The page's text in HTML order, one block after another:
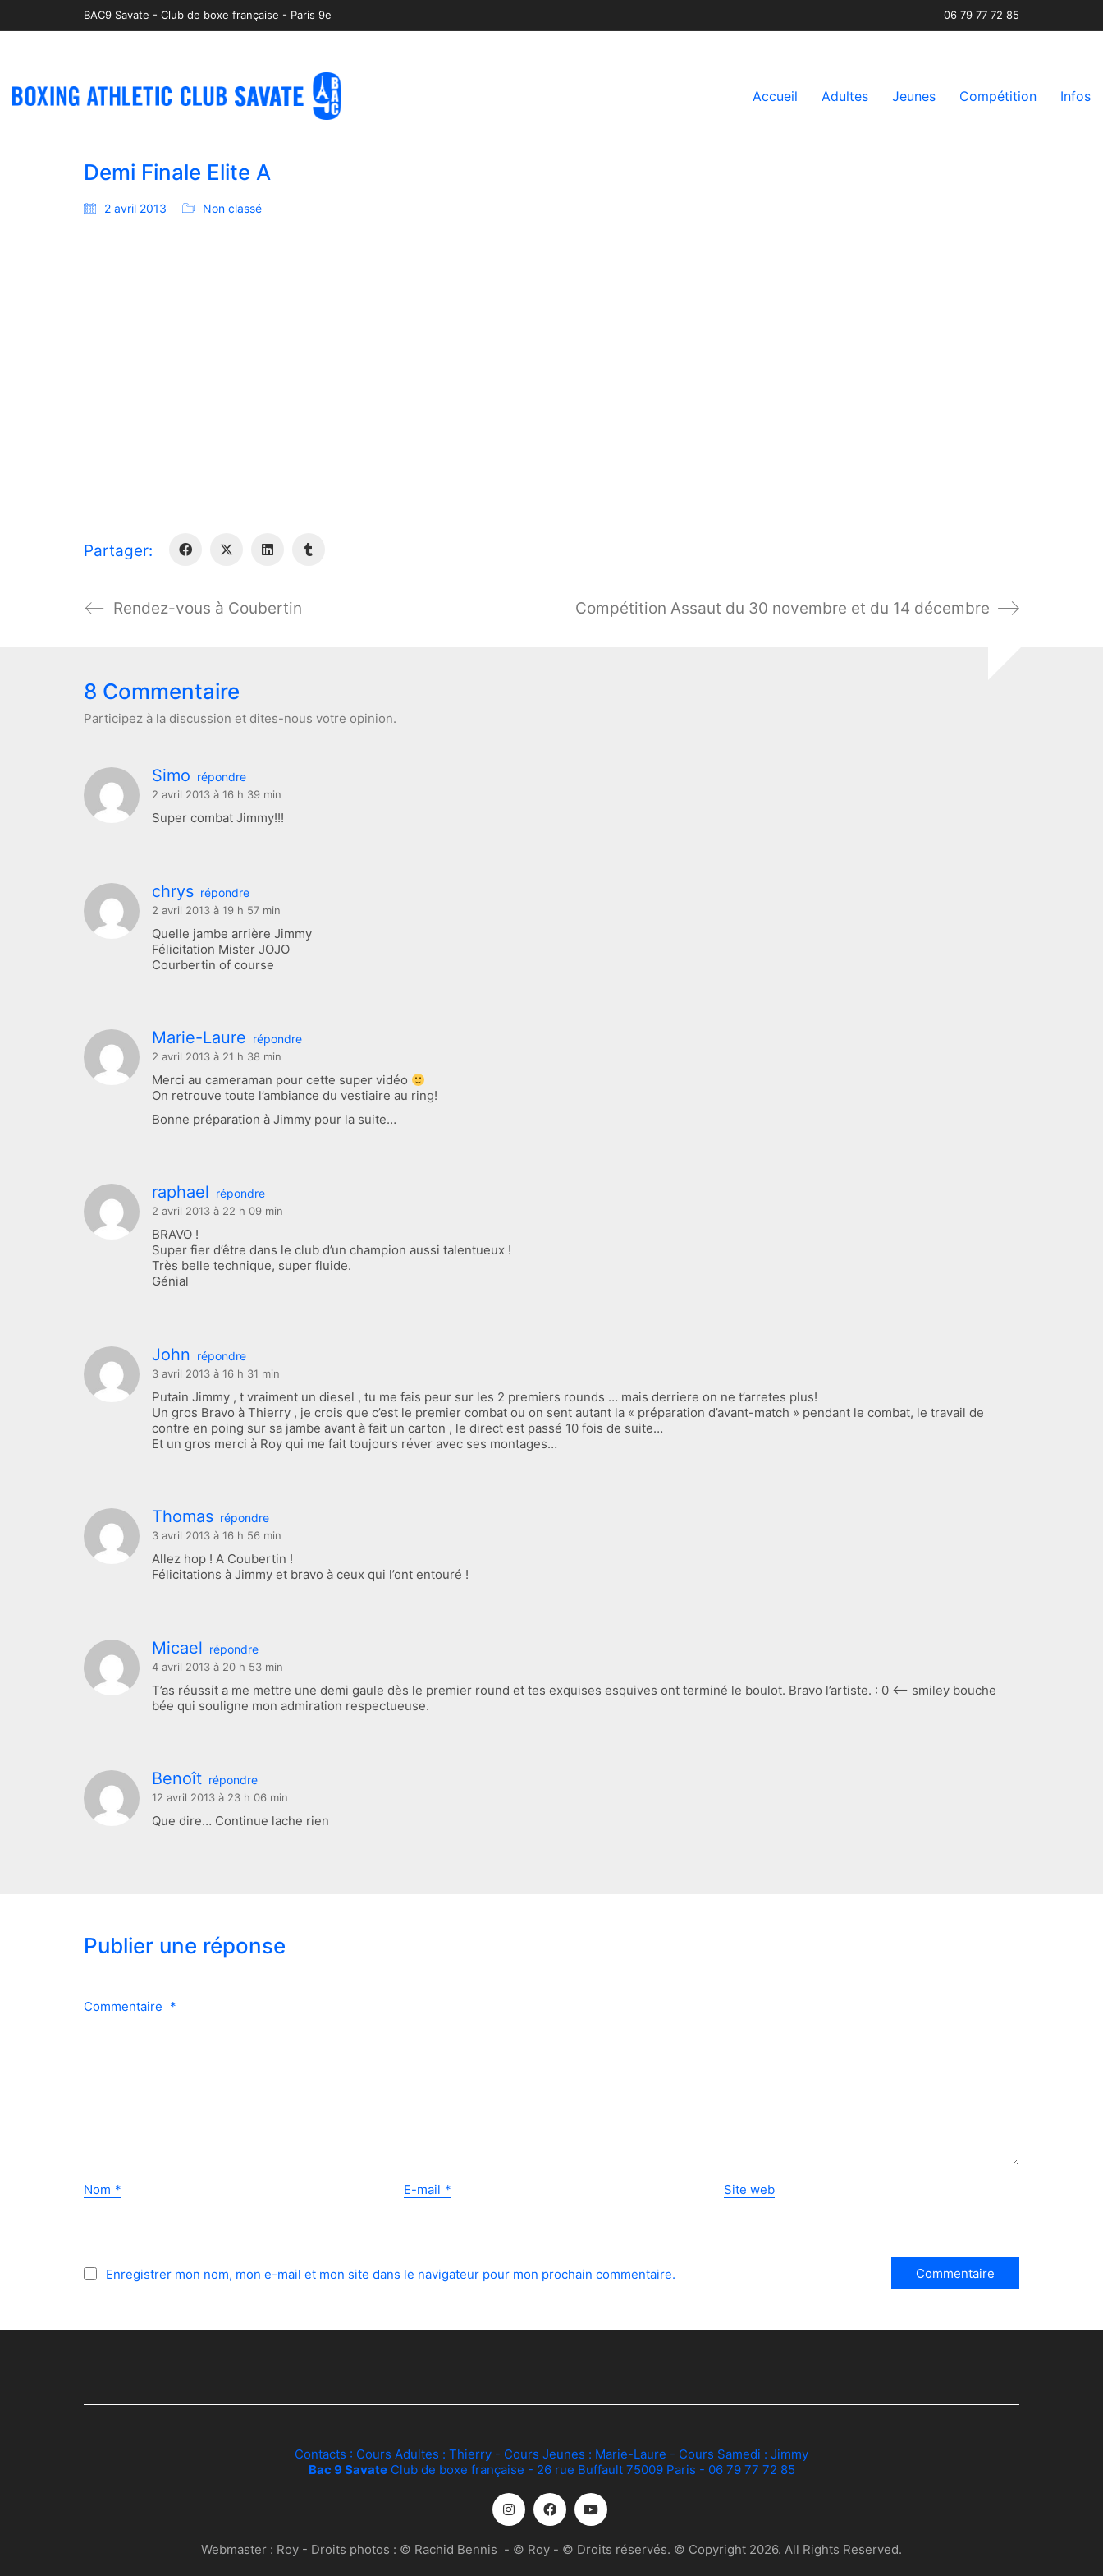
BAC9 Savate - Club de boxe française - Paris 9e 06 79 77 72 85
Accueil Adultes Jeunes Compétition Infos
Demi Finale Elite A
2 avril 2013 Non classé
Partager:
Rendez-vous à Coubertin Compétition Assaut du 30 novembre et du 14 décembre
8 Commentaire
Participez à la discussion et dites-nous votre opinion.
Simo répondre
2 avril 2013 à 16 h 39 min
Super combat Jimmy!!!
chrys répondre
2 avril 2013 à 19 h 57 min
Quelle jambe arrière Jimmy
Félicitation Mister JOJO
Courbertin of course
Marie-Laure répondre
2 avril 2013 à 21 h 38 min
Merci au cameraman pour cette super vidéo
On retrouve toute l’ambiance du vestiaire au ring!
Bonne préparation à Jimmy pour la suite…
raphael répondre
2 avril 2013 à 22 h 09 min
BRAVO !
Super fier d’être dans le club d’un champion aussi talentueux !
Très belle technique, super fluide.
Génial
John répondre
3 avril 2013 à 16 h 31 min
Putain Jimmy , t vraiment un diesel , tu me fais peur sur les 2 premiers rounds … mais derriere on ne t’arretes plus!
Un gros Bravo à Thierry , je crois que c’est le premier combat ou on sent autant la « préparation d’avant-match » pendant le combat, le travail de
contre en poing sur sa jambe avant à fait un carton , le direct est passé 10 fois de suite…
Et un gros merci à Roy qui me fait toujours réver avec ses montages…
Thomas répondre
3 avril 2013 à 16 h 56 min
Allez hop ! A Coubertin !
Félicitations à Jimmy et bravo à ceux qui l’ont entouré !
Micael répondre
4 avril 2013 à 20 h 53 min
T’as réussit a me mettre une demi gaule dès le premier round et tes exquises esquives ont terminé le boulot. Bravo l’artiste. : 0 <— smiley bouche
bée qui souligne mon admiration respectueuse.
Benoît répondre
12 avril 2013 à 23 h 06 min
Que dire… Continue lache rien
Publier une réponse
Commentaire *
Nom * E-mail * Site web
Enregistrer mon nom, mon e-mail et mon site dans le navigateur pour mon prochain commentaire.
Contacts : Cours Adultes : Thierry - Cours Jeunes : Marie-Laure - Cours Samedi : Jimmy
Bac 9 SavateClub de boxe française - 26 rue Buffault 75009 Paris - 06 79 77 72 85
Webmaster : Roy - Droits photos : © Rachid Bennis - © Roy - © Droits réservés. © Copyright 2026. All Rights Reserved.